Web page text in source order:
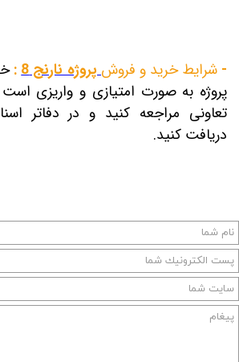
- شرایط خرید و فروشپروژه نارنج 8 :
پروژه به صورت امتیازی و واریزی است
تعاونی مراجعه کنید و در دفاتر
دریافت کنید.